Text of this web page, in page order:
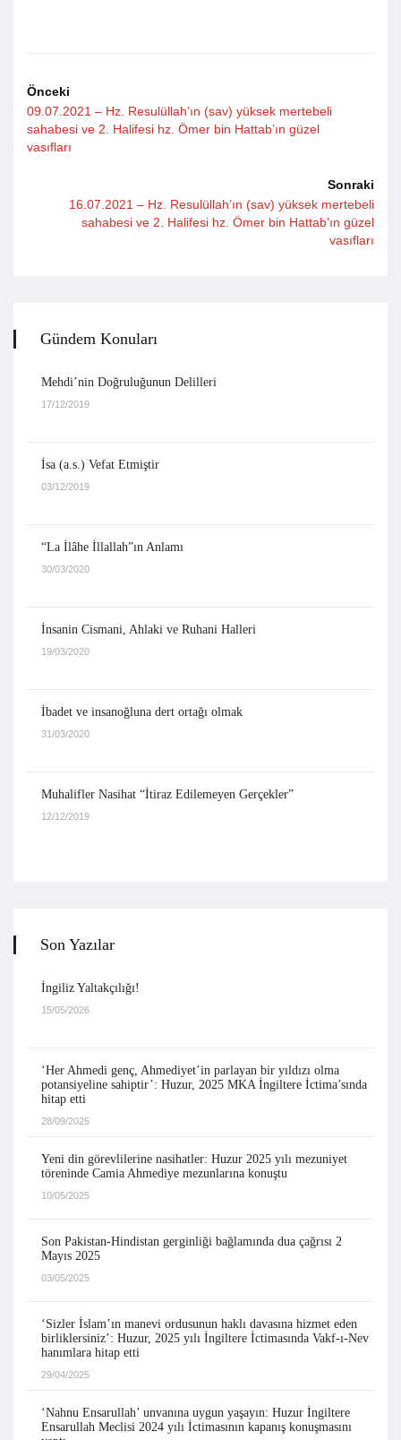
Önceki
09.07.2021 – Hz. Resulüllah’ın (sav) yüksek mertebeli
sahabesi ve 2. Halifesi hz. Ömer bin Hattab’ın güzel
vasıfları
Sonraki
16.07.2021 – Hz. Resulüllah’ın (sav) yüksek mertebeli
sahabesi ve 2. Halifesi hz. Ömer bin Hattab’ın güzel
vasıfları
Gündem Konuları
Mehdi’nin Doğruluğunun Delilleri
17/12/2019
İsa (a.s.) Vefat Etmiştir
03/12/2019
“La İlâhe İllallah”ın Anlamı
30/03/2020
İnsanin Cismani, Ahlaki ve Ruhani Halleri
19/03/2020
İbadet ve insanoğluna dert ortağı olmak
31/03/2020
Muhalifler Nasihat “İtiraz Edilemeyen Gerçekler”
12/12/2019
Son Yazılar
İngiliz Yaltakçılığı!
15/05/2026
‘Her Ahmedi genç, Ahmediyet’in parlayan bir yıldızı olma
potansiyeline sahiptir’: Huzur, 2025 MKA İngiltere İctima’sında
hitap etti
28/09/2025
Yeni din görevlilerine nasihatler: Huzur 2025 yılı mezuniyet
töreninde Camia Ahmediye mezunlarına konuştu
10/05/2025
Son Pakistan-Hindistan gerginliği bağlamında dua çağrısı 2
Mayıs 2025
03/05/2025
‘Sizler İslam’ın manevi ordusunun haklı davasına hizmet eden
birliklersiniz’: Huzur, 2025 yılı İngiltere İctimasında Vakf-ı-Nev
hanımlara hitap etti
29/04/2025
‘Nahnu Ensarullah’ unvanına uygun yaşayın: Huzur İngiltere
Ensarullah Meclisi 2024 yılı İctimasının kapanış konuşmasını